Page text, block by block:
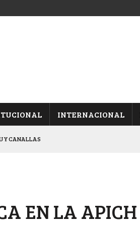
INTERNACIONAL
Y CANALLAS
EN LA APICH